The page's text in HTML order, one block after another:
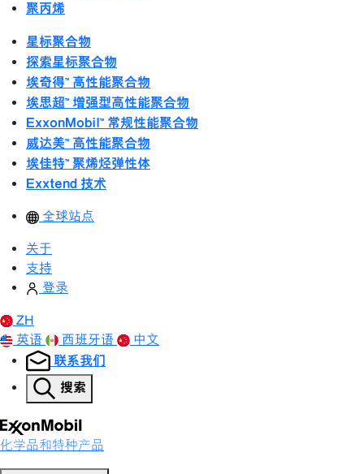
聚丙烯
星标聚合物
探索星标聚合物
埃奇得™ 高性能聚合物
埃思超™ 增强型高性能聚合物
ExxonMobil™ 常规性能聚合物
威达美™ 高性能聚合物
埃佳特™ 聚烯烃弹性体
Exxtend 技术
全球站点
关于
支持
登录
ZH
英语
西班牙语 中文
联系我们
搜索
化学品和特种产品